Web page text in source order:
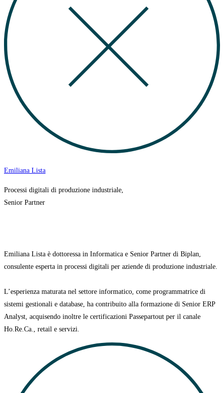
Emiliana Lista
Processi digitali di produzione industriale,
Senior Partner
Emiliana Lista è dottoressa in Informatica e Senior Partner di Biplan,
consulente esperta in processi digitali per aziende di produzione industriale.
L’esperienza maturata nel settore informatico, come programmatrice di
sistemi gestionali e database, ha contribuito alla formazione di Senior ERP
Analyst, acquisendo inoltre le certificazioni Passepartout per il canale
Ho.Re.Ca., retail e servizi.